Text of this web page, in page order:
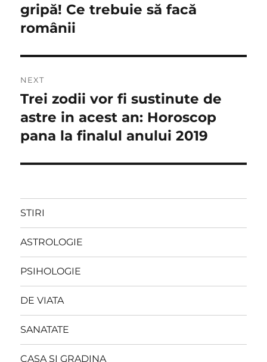
gripă! Ce trebuie să facă
românii
NEXT
Next
post:
Trei zodii vor fi sustinute de
astre in acest an: Horoscop
pana la finalul anului 2019
STIRI
ASTROLOGIE
PSIHOLOGIE
DE VIATA
SANATATE
CASA SI GRADINA